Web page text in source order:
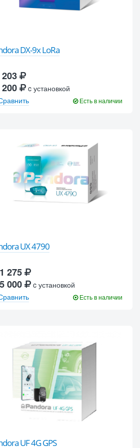
DX-9x LoRa
c установкой
Есть в наличии
UX 4790
275
000
c установкой
Есть в наличии
UF 4G GPS